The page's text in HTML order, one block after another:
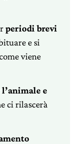
periodi brevi
e si
viene
e
ci rilascerà